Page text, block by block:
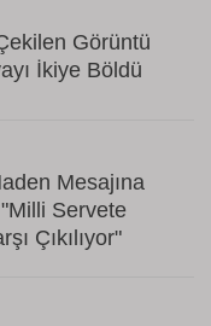
Görüntü
İkiye Böldü
Mesajına
Servete
Çıkılıyor"